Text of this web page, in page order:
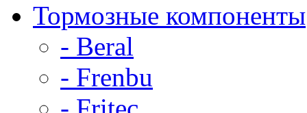
Тормозные компоненты
- Beral
- Frenbu